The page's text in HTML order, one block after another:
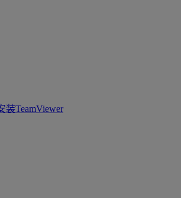
装TeamViewer